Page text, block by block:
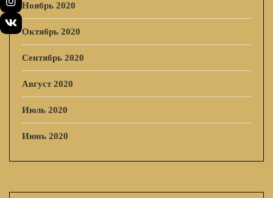
Ноябрь 2020
Октябрь 2020
Сентябрь 2020
Август 2020
Июль 2020
Июнь 2020